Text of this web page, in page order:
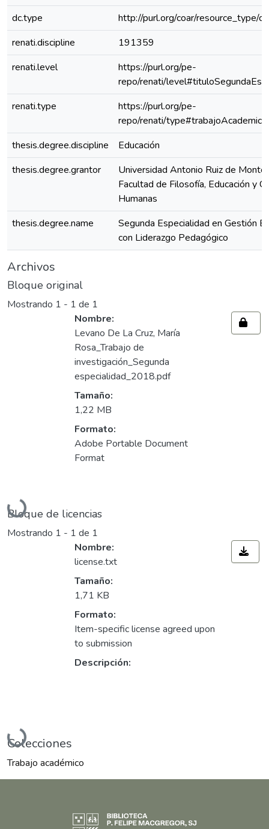
dc.type
http://purl.org/coar/resource_type/
renati.discipline
191359
renati.level
https://purl.org/pe-
repo/renati/
renati.type
https://purl.org/pe-
repo/renati/type#trabajoAcademico
thesis.degree.discipline
Educación
thesis.degree.grantor
Universidad Antonio Ruiz de
Facultad de Filosofía, Educación y
Humanas
thesis.degree.name
Segunda Especialidad en Gestión
con Liderazgo Pedagógico
Archivos
Bloque original
Mostrando 1 - 1 de 1
Cargando...
Nombre:
Levano De La Cruz, María
Rosa_Trabajo de
investigación_Segunda
especialidad_2018.pdf
Tamaño:
1,22 MB
Formato:
Adobe Portable Document
Format
Bloque de licencias
Mostrando 1 - 1 de 1
Cargando...
Nombre:
license.txt
Tamaño:
1,71 KB
Formato:
Item-specific license agreed upon
to submission
Descripción:
Colecciones
Trabajo académico